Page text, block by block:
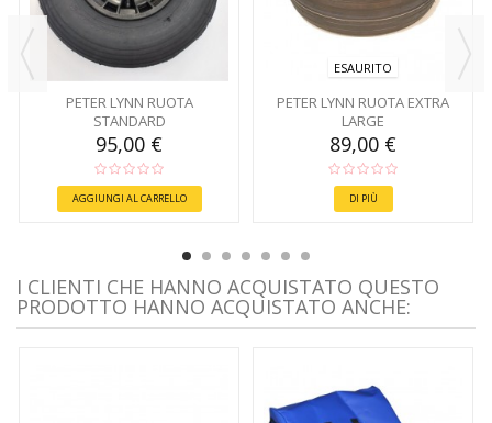
PETER LYNN RUOTA
STANDARD
95,00 €
AGGIUNGI AL CARRELLO
ESAURITO
PETER LYNN RUOTA EXTRA
LARGE
89,00 €
DI PIÙ
I CLIENTI CHE HANNO ACQUISTATO QUESTO
PRODOTTO HANNO ACQUISTATO ANCHE: